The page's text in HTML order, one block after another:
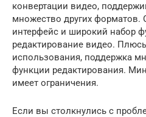
конвертации видео,
множество других форматов.
интерфейс и широкий набор
редактирование видео.
использования, поддержка
функции редактирования.
имеет ограничения.
Если вы столкнулись с